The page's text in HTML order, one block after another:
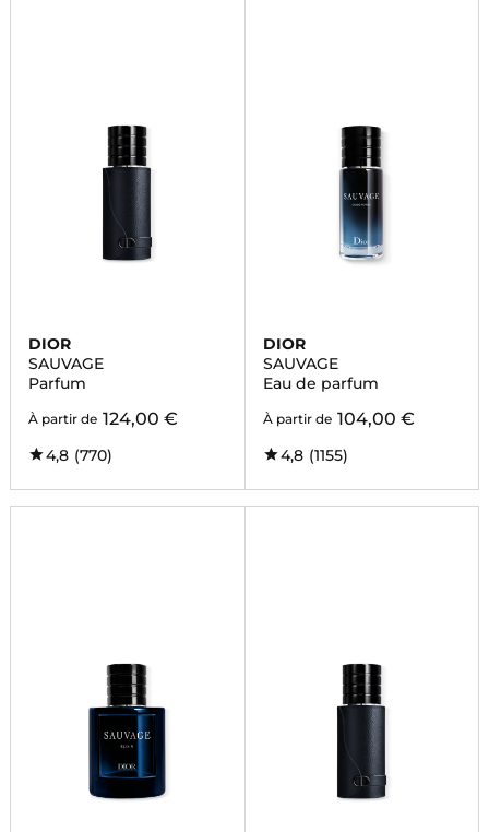
DIOR
SAUVAGE
Parfum
À partir de 124,00 €
4,8 (770)
DIOR
SAUVAGE
Eau de parfum
À partir de 104,00 €
4,8 (1155)